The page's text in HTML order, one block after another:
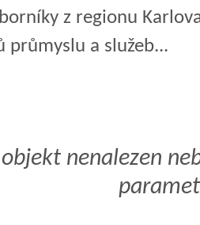
z regionu
průmyslu a služeb...
nenalezen